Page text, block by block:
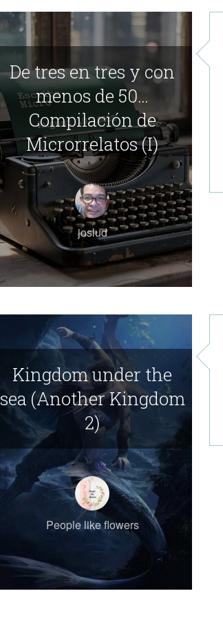
De tres en tres y con
menos de 50…
Compilación de
Microrrelatos (I)
joslud
Kingdom under the
sea (Another Kingdom
2)
People like flowers